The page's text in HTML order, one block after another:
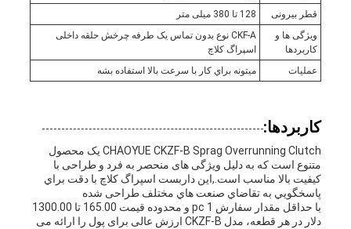
قطر بیرونی
128 تا 380 میلی متر
ویژگی ها و
کاربردها
CKF-A نوع بدون تماس یک طرفه چرخش حلقه داخلی
اسپراگ کلاچ
عملیات
ميتونه براي کار با سرعت بالا استفاده بشه
کاربردها:
CHAOYUE CKZF-B Sprag Overrunning Clutch یک محصول
متنوع است که به دلیل ویژگی های منحصر به فرد و طراحی با
کیفیت بالا مناسب است.,اين داربست اسپراگ کلاچ با دقت براي
پاسخگويي به تقاضاي صنعت هاي مختلف طراحی شده
با حداقل مقدار سفارش 1 pc و محدوده قیمت 165.00 تا 1300.00
دلار در هر قطعه، مدل CKZF-B ارزش عالی برای پول را ارائه می